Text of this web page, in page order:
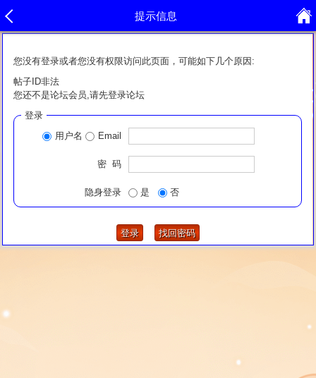
提示信息
您没有登录或者您没有权限访问此页面，可能如下几个原因:
帖子ID非法
您还不是论坛会员,请先登录论坛
登录
用户名
Email
密 码
隐身登录 是 否